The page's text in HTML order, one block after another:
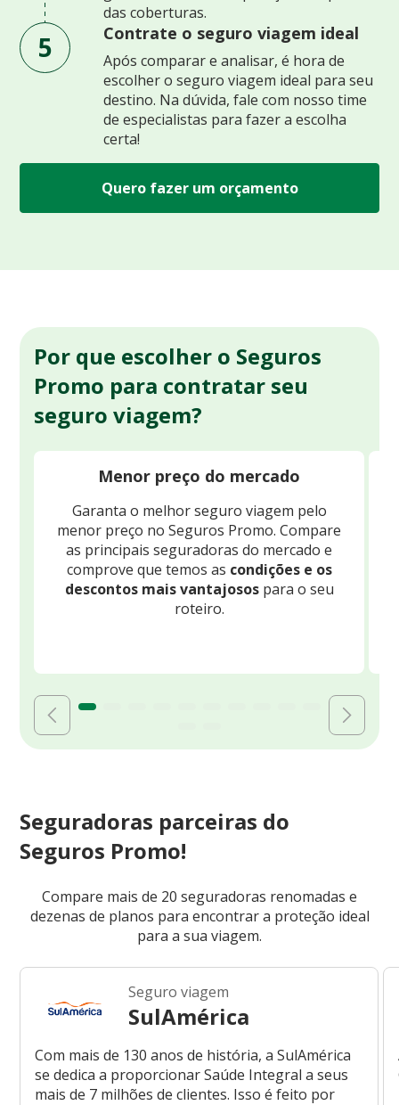
das coberturas.
5 Contrate o seguro viagem ideal
Após comparar e analisar, é hora de
escolher o seguro viagem ideal para seu
destino. Na dúvida, fale com nosso time
de especialistas para fazer a escolha
certa!
Quero fazer um orçamento
Por que escolher o Seguros
Promo para contratar seu
seguro viagem?
Menor preço do mercado
Garanta o melhor seguro viagem pelo
menor preço no Seguros Promo. Compare
as principais seguradoras do mercado e
comprove que temos as condições e os
descontos mais vantajosospara o seu
roteiro.
Seguradoras parceiras do
Seguros Promo!
Compare mais de 20 seguradoras renomadas e
dezenas de planos para encontrar a proteção ideal
para a sua viagem.
Seguro viagem
SulAmérica
Com mais de 130 anos de história, a SulAmérica
se dedica a proporcionar Saúde Integral a seus
mais de 7 milhões de clientes. Isso é feito por